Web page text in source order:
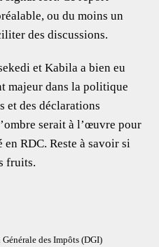
ou du moins un
des discussions.
et Kabila a bien eu
majeur dans la politique
et des déclarations
serait à l’œuvre pour
RDC. Reste à savoir si
fruits.
des Impôts (DGI)